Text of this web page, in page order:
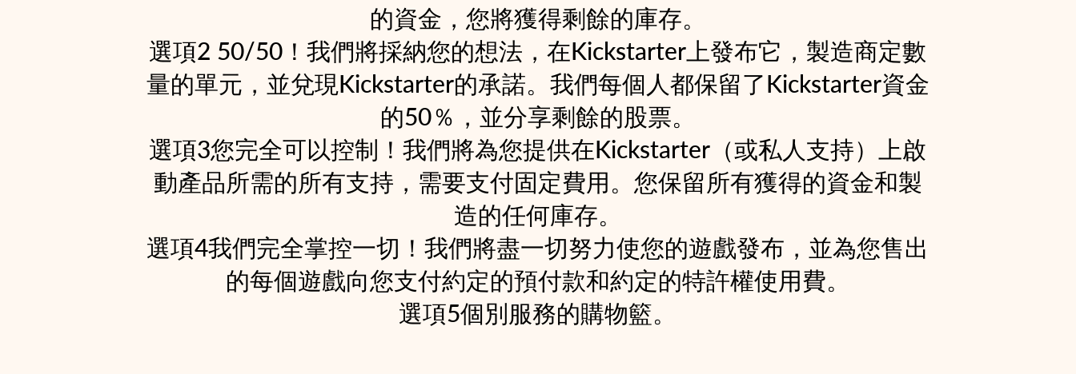
的資金，您將獲得剩餘的庫存。
選項2 50/50！我們將採納您的想法，在Kickstarter上發布它，製造商定數
量的單元，並兌現Kickstarter的承諾。我們每個人都保留了Kickstarter資金
的50％，並分享剩餘的股票。
選項3您完全可以控制！我們將為您提供在Kickstarter（或私人支持）上啟
動產品所需的所有支持，需要支付固定費用。您保留所有獲得的資金和製
造的任何庫存。
選項4我們完全掌控一切！我們將盡一切努力使您的遊戲發布，並為您售出
的每個遊戲向您支付約定的預付款和約定的特許權使用費。
選項5個別服務的購物籃。